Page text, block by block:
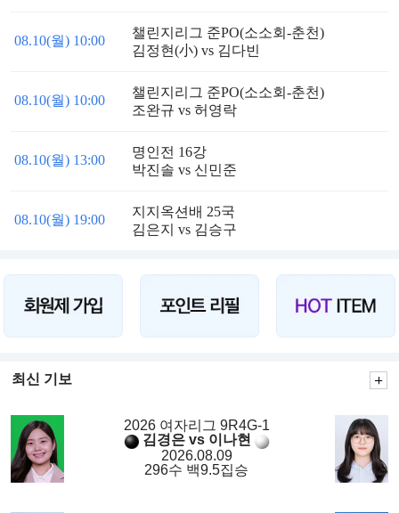
08.10(월) 10:00
챌린지리그 준PO(소소회-춘천)
김정현(小) vs 김다빈
08.10(월) 10:00
챌린지리그 준PO(소소회-춘천)
조완규 vs 허영락
08.10(월) 13:00
명인전 16강
박진솔 vs 신민준
08.10(월) 19:00
지지옥션배 25국
김은지 vs 김승구
최신 기보
2026 여자리그 9R4G-1
김경은 vs 이나현
2026.08.09
296수 백9.5집승